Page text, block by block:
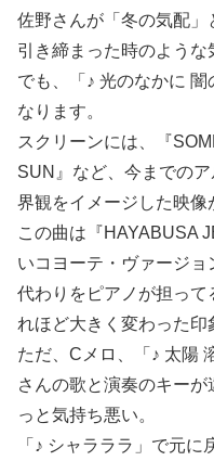
佐野さんが「冬の気配
引き締まった時のような
でも、「♪ 光のなかに 闇
なります。
スクリーンには、『
SUN』など、今までの
界観をイメージした映像
この曲は『HAYABUSA
いコヨーテ・ヴァージ
代わりをピアノが担っ
れほど大きく変わった印
ただ、Cメロ、「♪ 太陽
さんの歌と演奏のキー
っと気持ち悪い。
「♪ シャラララ」で元